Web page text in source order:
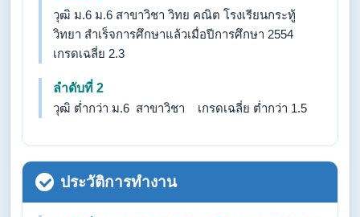
วุฒิ ม.6 ม.6 สาขาวิชา วิทย คณิต โรงเรียนกระทู้
วิทยา สำเร็จการศึกษาแล้วเมื่อปีการศึกษา 2554
เกรดเฉลี่ย 2.3
ลำดับที่ 2
วุฒิ ต่ำกว่า ม.6 สาขาวิชา เกรดเฉลี่ย ต่ำกว่า 1.5
ประวัติการทำงาน